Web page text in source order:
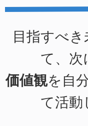
目指すべ
て、次
価値観を自
て活動